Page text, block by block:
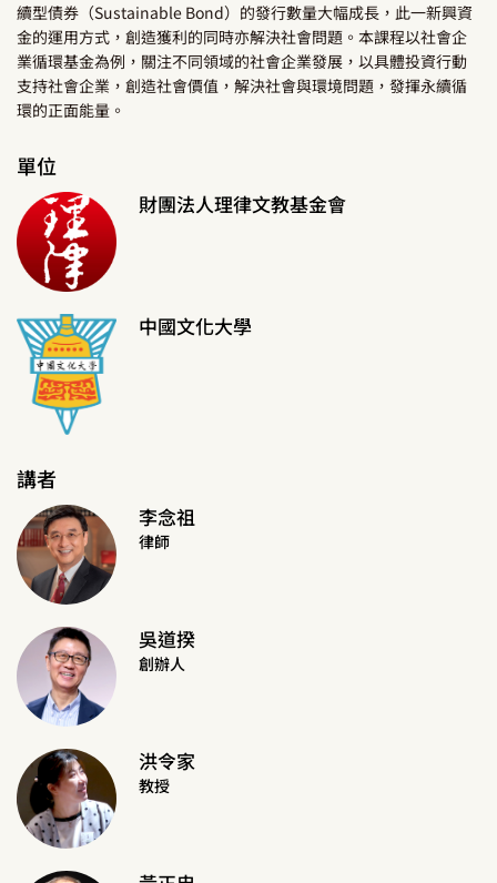
續型債券（Sustainable Bond）的發行數量大幅成長，此一新興資
金的運用方式，創造獲利的同時亦解決社會問題。本課程以社會企
業循環基金為例，關注不同領域的社會企業發展，以具體投資行動
支持社會企業，創造社會價值，解決社會與環境問題，發揮永續循
環的正面能量。
單位
財團法人理律文教基金會
中國文化大學
講者
李念祖
律師
吳道揆
創辦人
洪令家
教授